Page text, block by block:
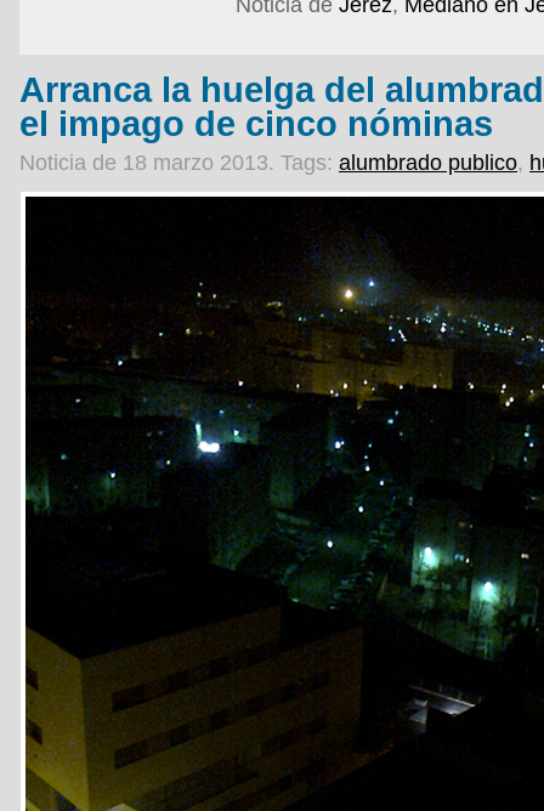
Noticia de Jerez, Mediano en
Arranca la huelga del
el impago de cinco nóminas
Noticia de 18 marzo 2013. Tags: alumbrado publico,